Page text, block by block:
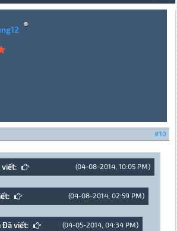
#10
(04-08-2014, 10:05 PM)
viết:
(04-08-2014, 02:59 PM)
(04-05-2014, 04:34 PM)
Đã viết: